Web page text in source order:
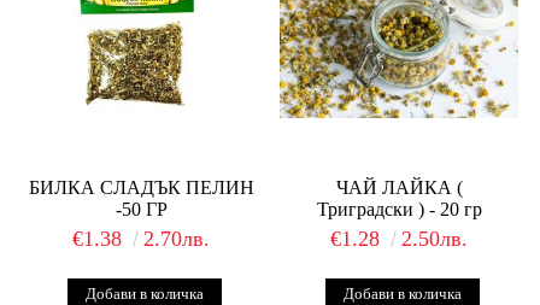
БИЛКА СЛАДЪК ПЕЛИН
-50 ГР
€1.38 2.70лв.
ЧАЙ ЛАЙКА (
Триградски ) - 20 гр
€1.28 2.50лв.